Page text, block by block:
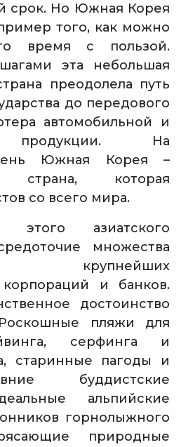
срок. Но Южная Корея
того, как можно
время с пользой.
эта небольшая
преодолела путь
до передового
автомобильной и
продукции. На
Южная Корея –
страна, которая
со всего мира.
этого азиатского
множества
крупнейших
и банков.
достоинство
пляжи для
серфинга и
старинные пагоды и
буддистские
альпийские
горнолыжного
природные